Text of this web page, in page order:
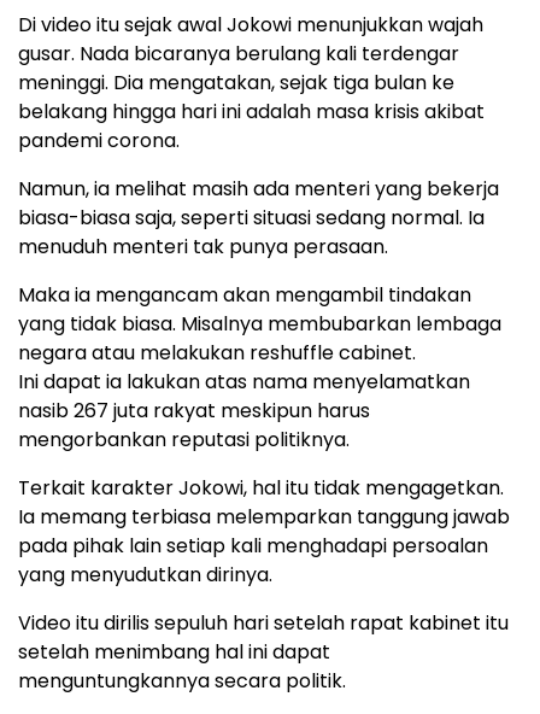
Di video itu sejak awal Jokowi menunjukkan wajah
gusar. Nada bicaranya berulang kali terdengar
meninggi. Dia mengatakan, sejak tiga bulan ke
belakang hingga hari ini adalah masa krisis akibat
pandemi corona.
Namun, ia melihat masih ada menteri yang bekerja
biasa-biasa saja, seperti situasi sedang normal. Ia
menuduh menteri tak punya perasaan.
Maka ia mengancam akan mengambil tindakan
yang tidak biasa. Misalnya membubarkan lembaga
negara atau melakukan reshuffle cabinet.
Ini dapat ia lakukan atas nama menyelamatkan
nasib 267 juta rakyat meskipun harus
mengorbankan reputasi politiknya.
Terkait karakter Jokowi, hal itu tidak mengagetkan.
Ia memang terbiasa melemparkan tanggung jawab
pada pihak lain setiap kali menghadapi persoalan
yang menyudutkan dirinya.
Video itu dirilis sepuluh hari setelah rapat kabinet itu
setelah menimbang hal ini dapat
menguntungkannya secara politik.